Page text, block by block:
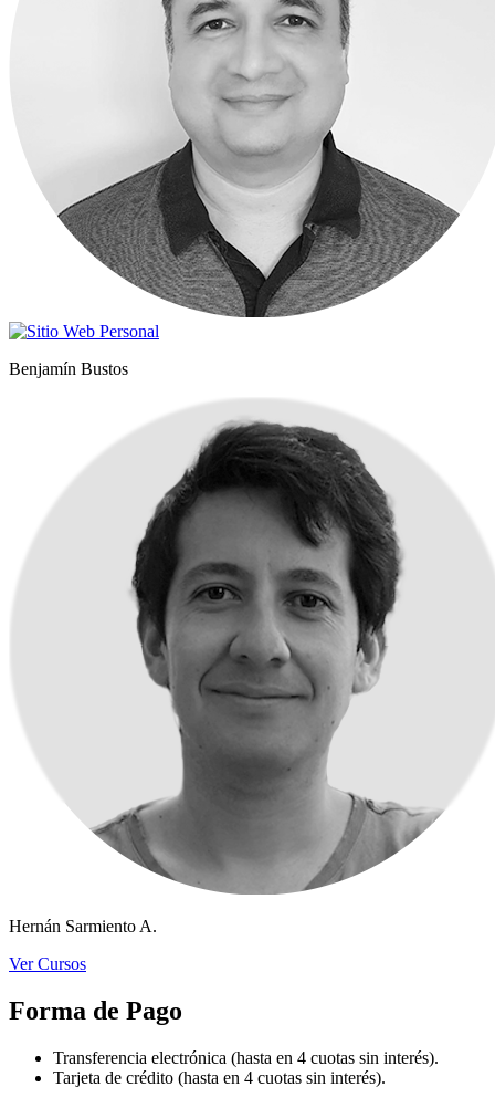
Benjamín Bustos
Hernán Sarmiento A.
Ver Cursos
Forma de Pago
Transferencia electrónica (hasta en 4 cuotas sin interés).
Tarjeta de crédito (hasta en 4 cuotas sin interés).